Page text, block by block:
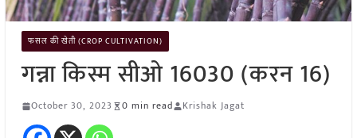
फसल की खेती (CROP CULTIVATION)
गन्ना किस्म सीओ 16030 (करन 16)
October 30, 2023 0 min read Krishak Jagat